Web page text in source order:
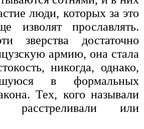
люди, которых за это
изволят прославлять.
зверства достаточно
армию, она стала
никогда, однако,
в формальных
Тех, кого называли
расстреливали или